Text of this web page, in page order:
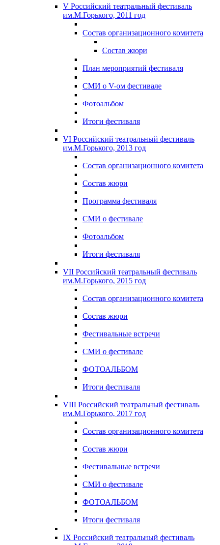
V Российский театральный фестиваль
им.М.Горького, 2011 год
Состав организационного комитета
Состав жюри
План мероприятий фестиваля
СМИ о V-ом фестивале
Фотоальбом
Итоги фестиваля
VI Российский театральный фестиваль
им.М.Горького, 2013 год
Состав организационного комитета
Состав жюри
Программа фестиваля
СМИ о фестивале
Фотоальбом
Итоги фестиваля
VII Российский театральный фестиваль
им.М.Горького, 2015 год
Состав организационного комитета
Состав жюри
Фестивальные встречи
СМИ о фестивале
ФОТОАЛЬБОМ
Итоги фестиваля
VIII Российский театральный фестиваль
им.М.Горького, 2017 год
Состав организационного комитета
Состав жюри
Фестивальные встречи
СМИ о фестивале
ФОТОАЛЬБОМ
Итоги фестиваля
IX Российский театральный фестиваль